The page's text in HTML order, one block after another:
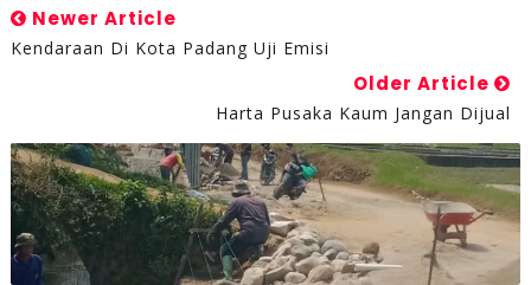
Newer Article
Kendaraan Di Kota Padang Uji Emisi
Older Article
Harta Pusaka Kaum Jangan Dijual